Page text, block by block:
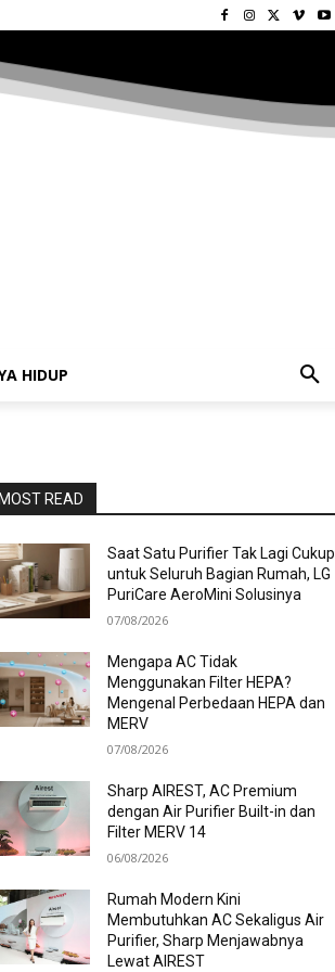
HIDUP
MOST READ
Saat Satu Purifier Tak Lagi Cukup
untuk Seluruh Bagian Rumah, LG
PuriCare AeroMini Solusinya
07/08/2026
Mengapa AC Tidak
Menggunakan Filter HEPA?
Mengenal Perbedaan HEPA dan
MERV
07/08/2026
Sharp AIREST, AC Premium
dengan Air Purifier Built-in dan
Filter MERV 14
06/08/2026
Rumah Modern Kini
Membutuhkan AC Sekaligus Air
Purifier, Sharp Menjawabnya
Lewat AIREST